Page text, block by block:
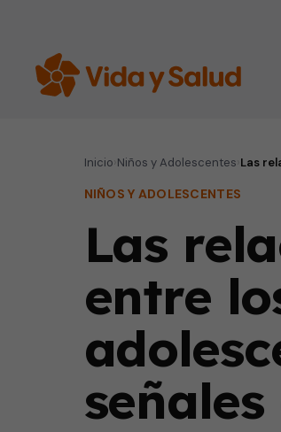
Inicio Niños y Adolescentes Las
NIÑOS Y ADOLESCENTES
Las
entre